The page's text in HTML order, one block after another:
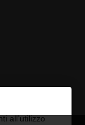
all’utilizzo